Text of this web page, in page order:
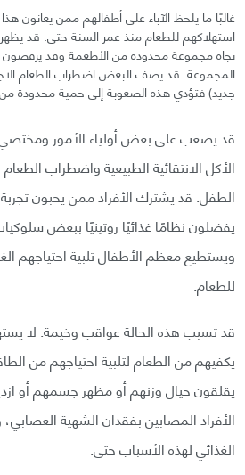
غالبًا ما يلحظ الآباء على أطفالهم ممن
استهلاكهم للطعام منذ عمر السنة حتى. قد
تجاه مجموعة محدودة من الأطعمة وقد
المجموعة. قد يصف البعض اضطراب الطعام
جديد) فتؤدي هذه الصعوبة إلى حمية محدودة
قد يصعب على بعض أولياء الأمور ومختصي
الأكل الانتقائية الطبيعية واضطراب
الطفل. قد يشترك الأفراد ممن يحبون
يفضلون نظامًا غذائيًا روتينيًا ببعض
ويستطيع معظم الأطفال تلبية احتياجهم
للطعام.
قد تسبب هذه الحالة عواقب وخيمة. لا
يكفيهم من الطعام لتلبية احتياجهم من
يقلقون حيال وزنهم أو مظهر جسمهم أو
الأفراد المصابين بفقدان الشهية
الغذائي لهذه الأسباب حتى.